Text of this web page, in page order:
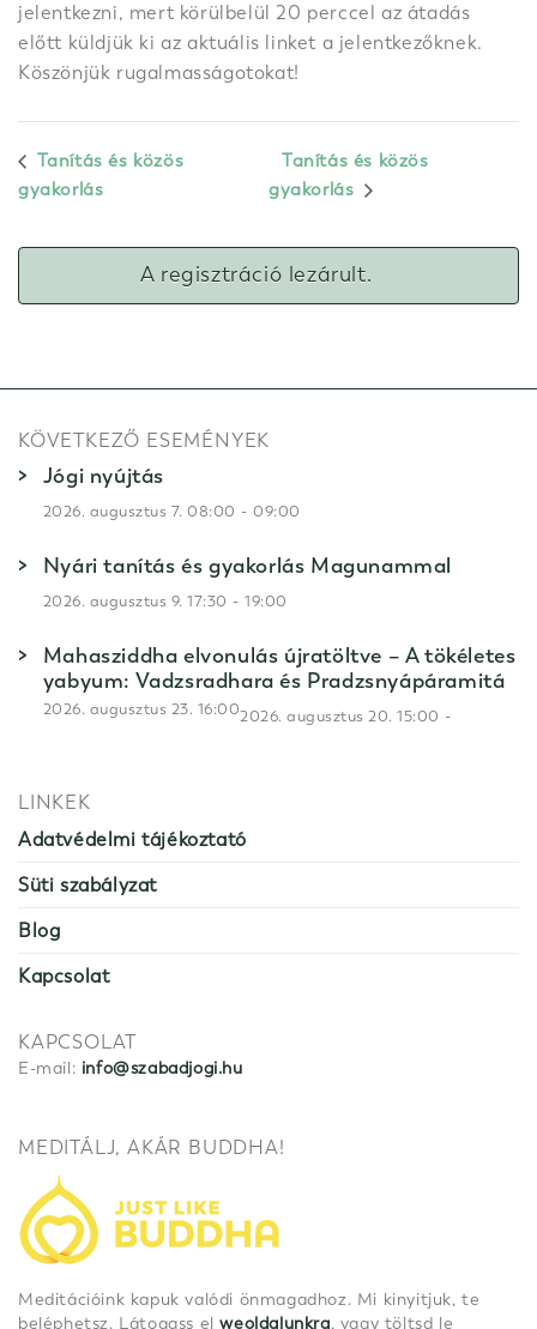
jelentkezni, mert körülbelül 20 perccel az átadás
előtt küldjük ki az aktuális linket a jelentkezőknek.
Köszönjük rugalmasságotokat!
Tanítás és közös
gyakorlás
Tanítás és közös
gyakorlás
A regisztráció lezárult.
KÖVETKEZŐ ESEMÉNYEK
Jógi nyújtás
2026. augusztus 7. 08:00 -09:00
Nyári tanítás és gyakorlás Magunammal
2026. augusztus 9. 17:30 -19:00
Mahasziddha elvonulás újratöltve – A tökéletes
yabyum: Vadzsradhara és Pradzsnyápáramitá
2026. augusztus 20. 15:00 -
2026. augusztus 23. 16:00
LINKEK
Adatvédelmi tájékoztató
Süti szabályzat
Blog
Kapcsolat
KAPCSOLAT
E-mail: info@szabadjogi.hu
MEDITÁLJ, AKÁR BUDDHA!
Meditációink kapuk valódi önmagadhoz. Mi kinyitjuk, te
beléphetsz. Látogass elweoldalunkra, vagy töltsd le